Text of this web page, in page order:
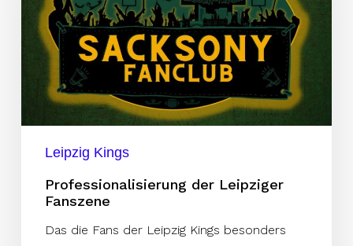
Leipzig Kings
Professionalisierung der Leipziger
Fanszene
Das die Fans der Leipzig Kings besonders